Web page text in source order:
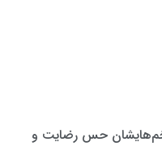
زخم‌هایشان حس رضایت و